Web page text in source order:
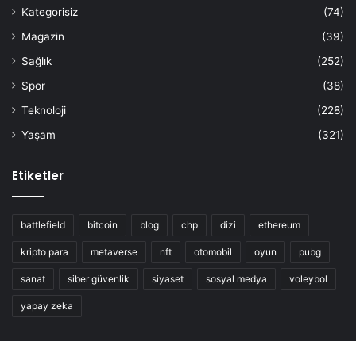
Kategorisiz
(74)
Magazin
(39)
Sağlık
(252)
Spor
(38)
Teknoloji
(228)
Yaşam
(321)
Etiketler
battlefield bitcoin blog chp dizi ethereum
kripto para metaverse nft otomobil oyun pubg
sanat siber güvenlik siyaset sosyal medya voleybol
yapay zeka